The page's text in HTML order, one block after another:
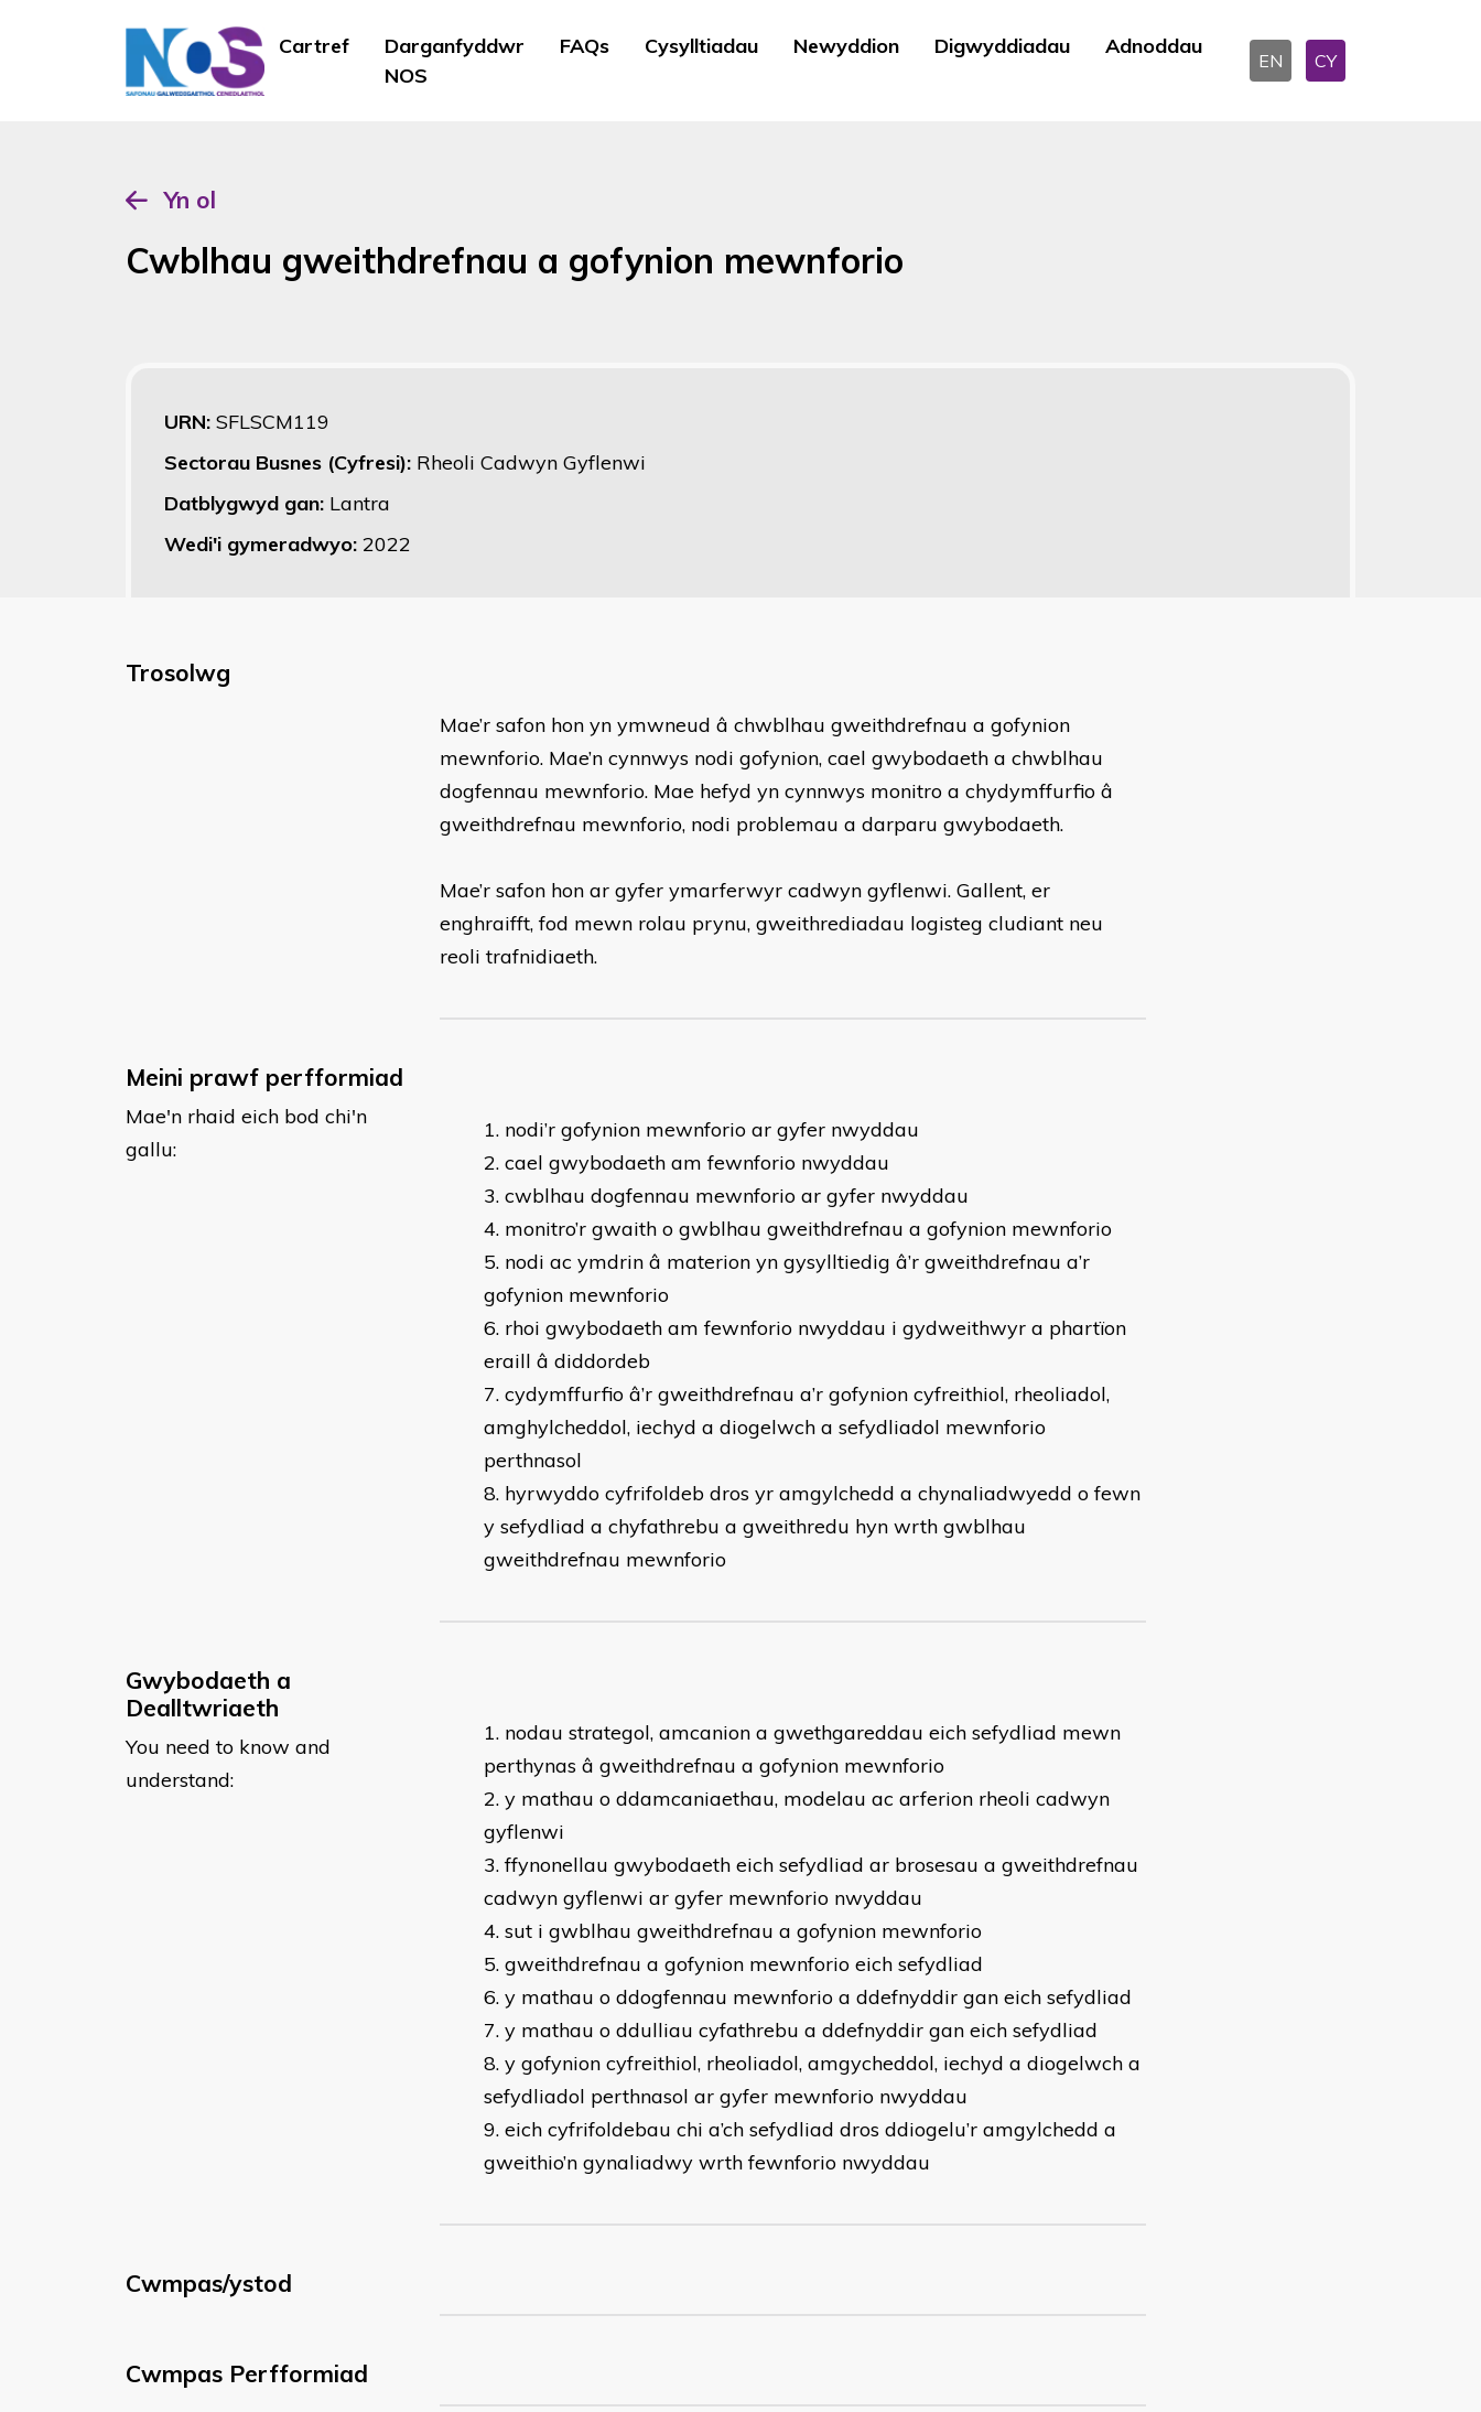
Cartref
Darganfyddwr
NOS
FAQs Cysylltiadau Newyddion Digwyddiadau Adnoddau
EN CY
Yn ol
Cwblhau gweithdrefnau a gofynion mewnforio
URN: SFLSCM119
Sectorau Busnes (Cyfresi): Rheoli Cadwyn Gyflenwi
Datblygwyd gan: Lantra
Wedi'i gymeradwyo: 2022
Trosolwg
Mae’r safon hon yn ymwneud â chwblhau gweithdrefnau a gofynion
mewnforio. Mae’n cynnwys nodi gofynion, cael gwybodaeth a chwblhau
dogfennau mewnforio. Mae hefyd yn cynnwys monitro a chydymffurfio â
gweithdrefnau mewnforio, nodi problemau a darparu gwybodaeth.
Mae’r safon hon ar gyfer ymarferwyr cadwyn gyflenwi. Gallent, er
enghraifft, fod mewn rolau prynu, gweithrediadau logisteg cludiant neu
reoli trafnidiaeth.
Meini prawf perfformiad
Mae'n rhaid eich bod chi'n
gallu:
nodi’r gofynion mewnforio ar gyfer nwyddau
cael gwybodaeth am fewnforio nwyddau
cwblhau dogfennau mewnforio ar gyfer nwyddau
monitro’r gwaith o gwblhau gweithdrefnau a gofynion mewnforio
nodi ac ymdrin â materion yn gysylltiedig â’r gweithdrefnau a’r
gofynion mewnforio
rhoi gwybodaeth am fewnforio nwyddau i gydweithwyr a phartïon
eraill â diddordeb
cydymffurfio â’r gweithdrefnau a’r gofynion cyfreithiol, rheoliadol,
amghylcheddol, iechyd a diogelwch a sefydliadol mewnforio
perthnasol
hyrwyddo cyfrifoldeb dros yr amgylchedd a chynaliadwyedd o fewn
y sefydliad a chyfathrebu a gweithredu hyn wrth gwblhau
gweithdrefnau mewnforio
Gwybodaeth a
Dealltwriaeth
You need to know and
understand:
nodau strategol, amcanion a gwethgareddau eich sefydliad mewn
perthynas â gweithdrefnau a gofynion mewnforio
y mathau o ddamcaniaethau, modelau ac arferion rheoli cadwyn
gyflenwi
ffynonellau gwybodaeth eich sefydliad ar brosesau a gweithdrefnau
cadwyn gyflenwi ar gyfer mewnforio nwyddau
sut i gwblhau gweithdrefnau a gofynion mewnforio
gweithdrefnau a gofynion mewnforio eich sefydliad
y mathau o ddogfennau mewnforio a ddefnyddir gan eich sefydliad
y mathau o ddulliau cyfathrebu a ddefnyddir gan eich sefydliad
y gofynion cyfreithiol, rheoliadol, amgycheddol, iechyd a diogelwch a
sefydliadol perthnasol ar gyfer mewnforio nwyddau
eich cyfrifoldebau chi a’ch sefydliad dros ddiogelu’r amgylchedd a
gweithio’n gynaliadwy wrth fewnforio nwyddau
Cwmpas/ystod
Cwmpas Perfformiad